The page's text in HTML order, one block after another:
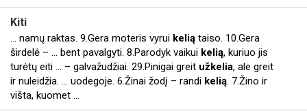
Kiti
... namų raktas. 9.Gera moteris vyrui kelią taiso. 10.Gera
širdelė – ... bent pavalgyti. 8.Parodyk vaikui kelią, kuriuo jis
turėtų eiti ... – galvažudžiai. 29.Pinigai greit užkelia, ale greit
ir nuleidžia. ... uodegoje. 6.Žinai žodį – randi kelią. 7.Žino ir
višta, kuomet ...